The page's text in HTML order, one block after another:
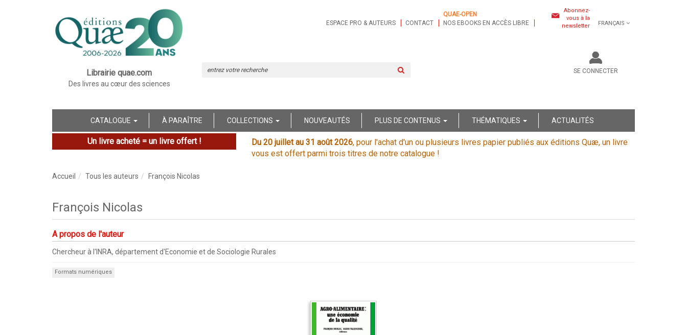
Librairie quae.com
Des livres au cœur des sciences
ESPACE PRO & AUTEURS CONTACT
QUAE-OPEN
NOS EBOOKS EN ACCÈS LIBRE
Abonnez-
vous à la
newsletter
FRANÇAIS
SE CONNECTER
CATALOGUE À PARAÎTRE COLLECTIONS NOUVEAUTÉS PLUS DE CONTENUS THÉMATIQUES ACTUALITÉS
Un livre acheté = un livre offert ! Du 20 juillet au 31 août 2026, pour l'achat d'un ou plusieurs livres papier publiés aux éditions Quæ, un livre
vous est offert parmi trois titres de notre catalogue !
Accueil Tous les auteurs François Nicolas
François Nicolas
A propos de l'auteur
Chercheur à l'INRA, département d'Economie et de Sociologie Rurales
Formats numériques